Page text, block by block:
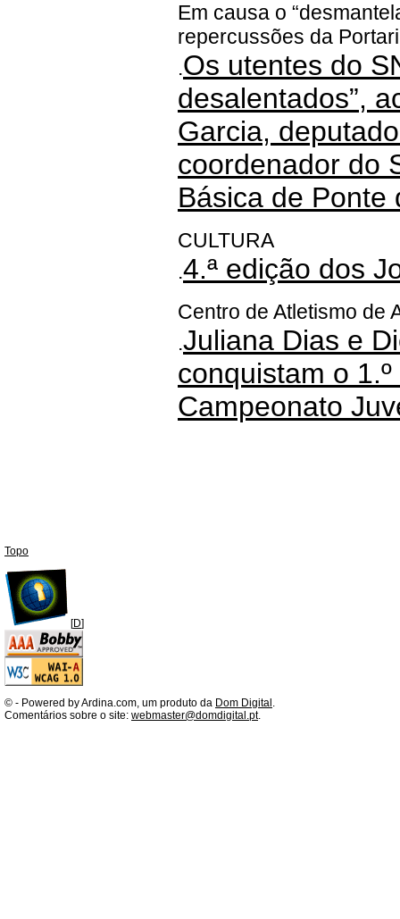
Em causa o
repercussões da
.Os utentes do
desalentados”,
Garcia,
coordenador do
Básica de Ponte
CULTURA
.4.ª edição dos
Centro de Atletismo de
.Juliana Dias e
conquistam o
Campeonato
Topo
[D]
© - Powered by Ardina.com, um produto da Dom Digital .
Comentários sobre o site: webmaster@domdigital.pt.